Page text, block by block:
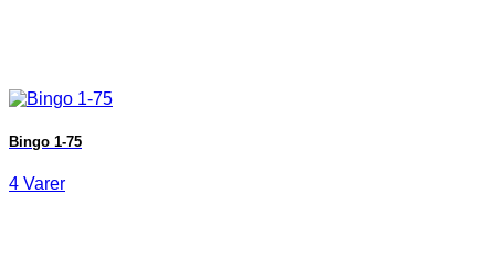
Bingo 1-75
4 Varer